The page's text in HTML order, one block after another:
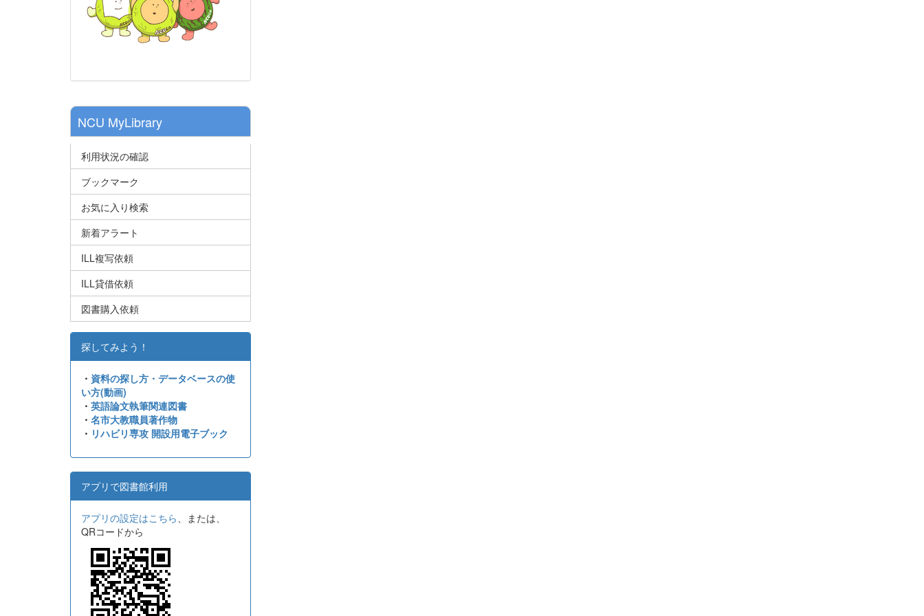
NCU MyLibrary
利用状況の確認
ブックマーク
お気に入り検索
新着アラート
ILL複写依頼
ILL貸借依頼
図書購入依頼
探してみよう！
・ 資料の探し方・データベースの使
い方(動画)
・ 英語論文執筆関連図書
・ 名市大教職員著作物
・ リハビリ専攻 開設用電子ブック
アプリで図書館利用
アプリの設定はこちら、または、
QRコードから